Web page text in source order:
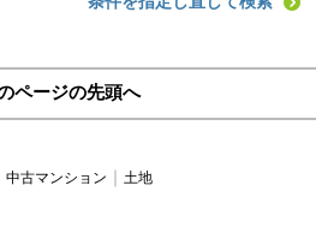
ページの先頭へ
中古マンション 土地